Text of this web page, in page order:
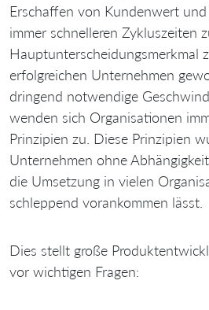
Erschaffen von Kundenwert
immer schnelleren Zykluszeiten
Hauptunterscheidungsmerkmal
erfolgreichen Unternehmen
dringend notwendige
wenden sich Organisationen
Prinzipien zu. Diese Prinzipien
Unternehmen ohne
die Umsetzung in vielen
schleppend vorankommen lässt.
Dies stellt große
vor wichtigen Fragen: